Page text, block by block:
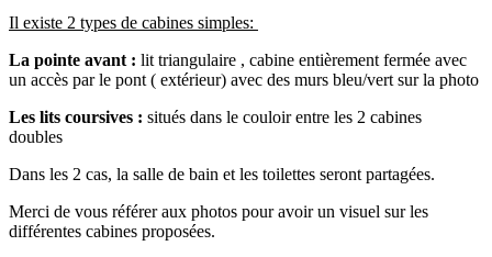
Il existe 2 types de cabines simples:
La pointe avant : lit triangulaire , cabine entièrement fermée avec
un accès par le pont ( extérieur) avec des murs bleu/vert sur la photo
Les lits coursives : situés dans le couloir entre les 2 cabines
doubles
Dans les 2 cas, la salle de bain et les toilettes seront partagées.
Merci de vous référer aux photos pour avoir un visuel sur les
différentes cabines proposées.